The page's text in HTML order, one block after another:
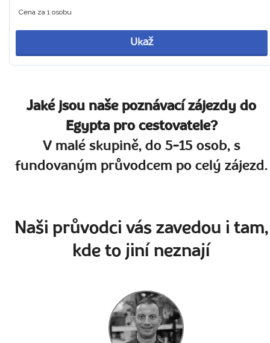
Cena za 1 osobu
Ukaž
Jaké jsou naše poznávací zájezdy do
Egypta pro cestovatele?
V malé skupině, do 5-15 osob, s
fundovaným průvodcem po celý zájezd.
Naši průvodci vás zavedou i tam,
kde to jiní neznají